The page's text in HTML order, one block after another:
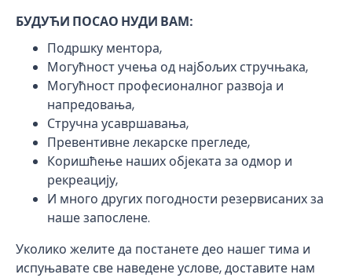
БУДУЋИ ПОСАО НУДИ ВАМ:
Подршку ментора,
Могућност учења од најбољих стручњака,
Могућност професионалног развоја и
напредовања,
Стручна усавршавања,
Превентивне лекарске прегледе,
Коришћење наших објеката за одмор и
рекреацију,
И много других погодности резервисаних за
наше запослене.
Уколико желите да постанете део нашег тима и
испуњавате све наведене услове, доставите нам